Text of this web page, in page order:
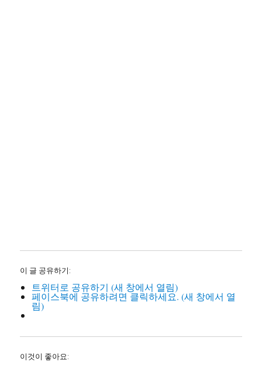
이 글 공유하기:
트위터로 공유하기 (새 창에서 열림)
페이스북에 공유하려면 클릭하세요. (새 창에서 열
림)
이것이 좋아요: